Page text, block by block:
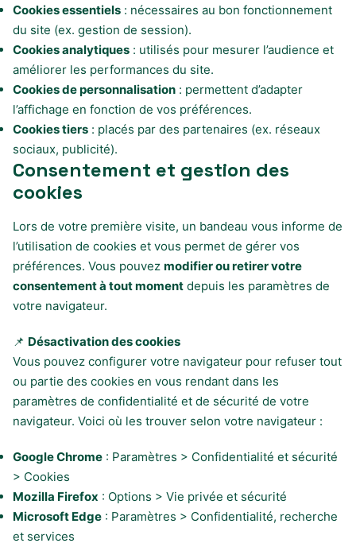
Cookies essentiels : nécessaires au bon fonctionnement
du site (ex. gestion de session).
Cookies analytiques : utilisés pour mesurer l’audience et
améliorer les performances du site.
Cookies de personnalisation : permettent d’adapter
l’affichage en fonction de vos préférences.
Cookies tiers : placés par des partenaires (ex. réseaux
sociaux, publicité).
Consentement et gestion des
cookies
Lors de votre première visite, un bandeau vous informe de
l’utilisation de cookies et vous permet de gérer vos
préférences. Vous pouvez modifier ou retirer votre
consentement à tout moment depuis les paramètres de
votre navigateur.
📌 Désactivation des cookies
Vous pouvez configurer votre navigateur pour refuser tout
ou partie des cookies en vous rendant dans les
paramètres de confidentialité et de sécurité de votre
navigateur. Voici où les trouver selon votre navigateur :
Google Chrome : Paramètres > Confidentialité et sécurité
> Cookies
Mozilla Firefox : Options > Vie privée et sécurité
Microsoft Edge : Paramètres > Confidentialité, recherche
et services